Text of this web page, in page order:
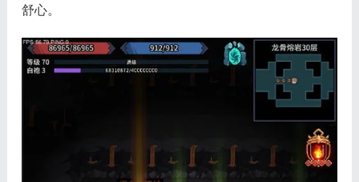
舒心。